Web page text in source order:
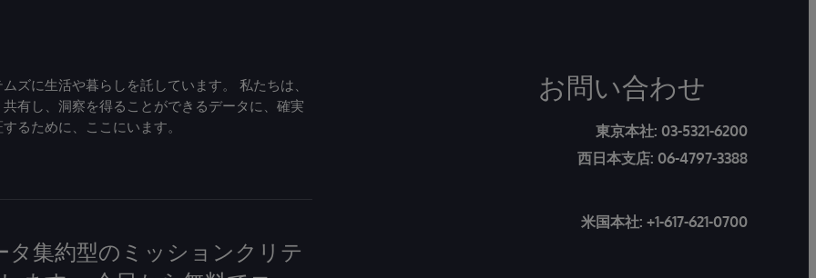
ズに生活や暮らしを託しています。 私たちは、
有し、洞察を得ることができるデータに、確実
るために、ここにいます。
タ集約型のミッションクリテ
お問い合わせ
東京本社: 03-5321-6200
西日本支店: 06-4797-3388
米国本社: +1-617-621-0700